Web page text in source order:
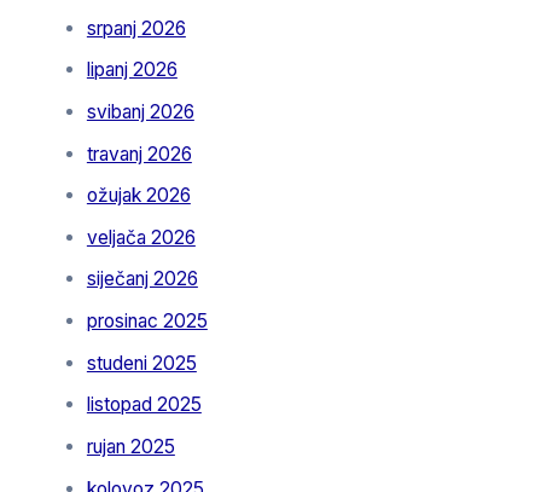
srpanj 2026
lipanj 2026
svibanj 2026
travanj 2026
ožujak 2026
veljača 2026
siječanj 2026
prosinac 2025
studeni 2025
listopad 2025
rujan 2025